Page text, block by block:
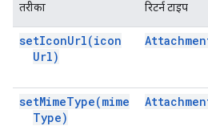
तरीका रिटर्न टाइप
setIconUrl(icon
Url)
setMimeType(mime
Type)